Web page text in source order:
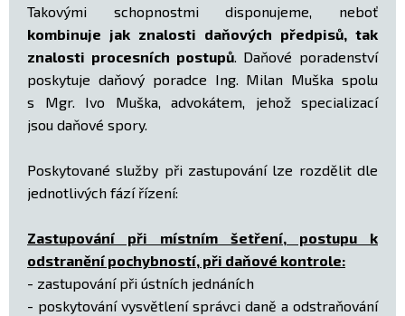
Takovými schopnostmi disponujeme, neboť
kombinuje jak znalosti daňových předpisů, tak
znalosti procesních postupů. Daňové poradenství
poskytuje daňový poradce Ing. Milan Muška spolu
s Mgr. Ivo Muška, advokátem, jehož specializací
jsou daňové spory.
Poskytované služby při zastupování lze rozdělit dle
jednotlivých fází řízení:
Zastupování při místním šetření, postupu k
odstranění pochybností, při daňové kontrole:
- zastupování při ústních jednáních
- poskytování vysvětlení správci daně a odstraňování